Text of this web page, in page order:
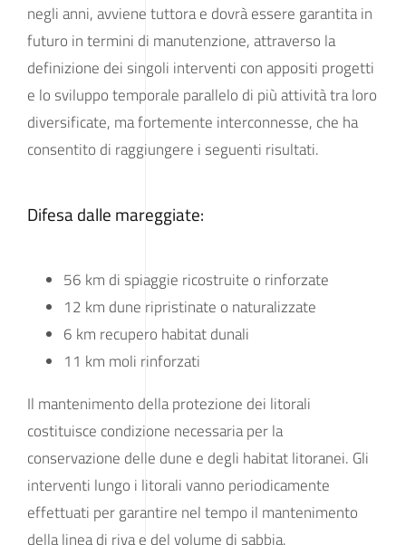
negli anni, avviene tuttora e dovrà essere garantita in
futuro in termini di manutenzione, attraverso la
definizione dei singoli interventi con appositi progetti
e lo sviluppo temporale parallelo di più attività tra loro
diversificate, ma fortemente interconnesse, che ha
consentito di raggiungere i seguenti risultati.
Difesa dalle mareggiate:
56 km di spiaggie ricostruite o rinforzate
12 km dune ripristinate o naturalizzate
6 km recupero habitat dunali
11 km moli rinforzati
Il mantenimento della protezione dei litorali
costituisce condizione necessaria per la
conservazione delle dune e degli habitat litoranei. Gli
interventi lungo i litorali vanno periodicamente
effettuati per garantire nel tempo il mantenimento
della linea di riva e del volume di sabbia.